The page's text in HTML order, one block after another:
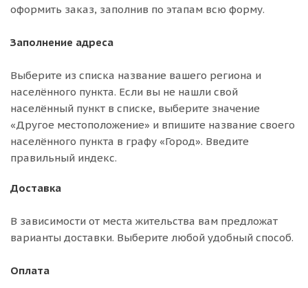
оформить заказ, заполнив по этапам всю форму.
Заполнение адреса
Выберите из списка название вашего региона и
населённого пункта. Если вы не нашли свой
населённый пункт в списке, выберите значение
«Другое местоположение» и впишите название своего
населённого пункта в графу «Город». Введите
правильный индекс.
Доставка
В зависимости от места жительства вам предложат
варианты доставки. Выберите любой удобный способ.
Оплата